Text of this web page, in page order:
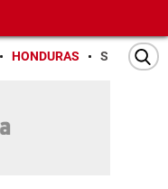
HONDURAS SAN PEDRO